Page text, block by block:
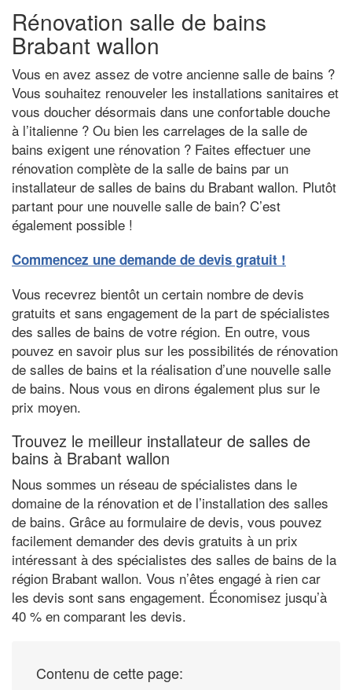
Rénovation salle de bains
Brabant wallon
Vous en avez assez de votre ancienne salle de bains ?
Vous souhaitez renouveler les installations sanitaires et
vous doucher désormais dans une confortable douche
à l’italienne ? Ou bien les carrelages de la salle de
bains exigent une rénovation ? Faites effectuer une
rénovation complète de la salle de bains par un
installateur de salles de bains du Brabant wallon. Plutôt
partant pour une nouvelle salle de bain? C’est
également possible !
Commencez une demande de devis gratuit !
Vous recevrez bientôt un certain nombre de devis
gratuits et sans engagement de la part de spécialistes
des salles de bains de votre région. En outre, vous
pouvez en savoir plus sur les possibilités de rénovation
de salles de bains et la réalisation d’une nouvelle salle
de bains. Nous vous en dirons également plus sur le
prix moyen.
Trouvez le meilleur installateur de salles de
bains à Brabant wallon
Nous sommes un réseau de spécialistes dans le
domaine de la rénovation et de l’installation des salles
de bains. Grâce au formulaire de devis, vous pouvez
facilement demander des devis gratuits à un prix
intéressant à des spécialistes des salles de bains de la
région Brabant wallon. Vous n’êtes engagé à rien car
les devis sont sans engagement. Économisez jusqu’à
40 % en comparant les devis.
Contenu de cette page: